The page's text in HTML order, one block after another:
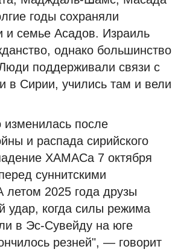
годы сохраняли
и семье Асадов. Израиль
однако большинство
поддерживали связи с
в Сирии, учились там и вели
изменилась после
и распада сирийского
ХАМАСа 7 октября
суннитскими
летом 2025 года друзы
удар, когда силы режима
в Эс-Сувейду на юге
резней", — говорит